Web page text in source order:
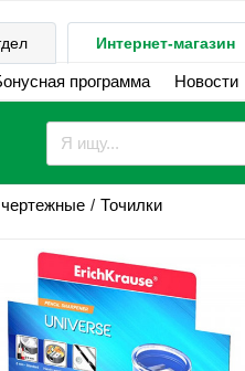
Интернет-магазин
программа Новости
Точилки